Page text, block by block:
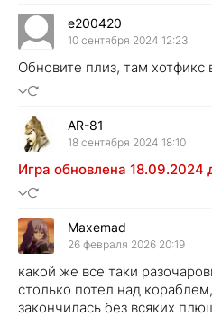
e200420
10 сентября 2024 12:23
Обновите плиз, там хотфикс
AR-81
18 сентября 2024 18:10
Игра обновлена 18.09.2024
Maxemad
26 февраля 2026 20:19
какой же все таки
столько потел над
закончилась без всяких